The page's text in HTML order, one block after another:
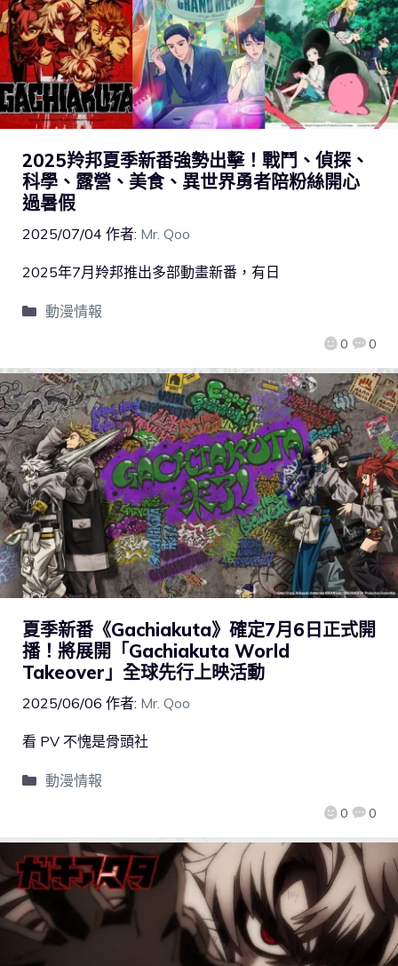
2025羚邦夏季新番強勢出擊！戰鬥、偵探、
科學、露營、美食、異世界勇者陪粉絲開心
過暑假
2025/07/04 作者: Mr. Qoo
0 0
2025年7月羚邦推出多部動畫新番，有日
動漫情報
夏季新番《Gachiakuta》確定7月6日正式開
播！將展開「Gachiakuta World
Takeover」全球先行上映活動
2025/06/06 作者: Mr. Qoo
0 0
看 PV 不愧是骨頭社
動漫情報